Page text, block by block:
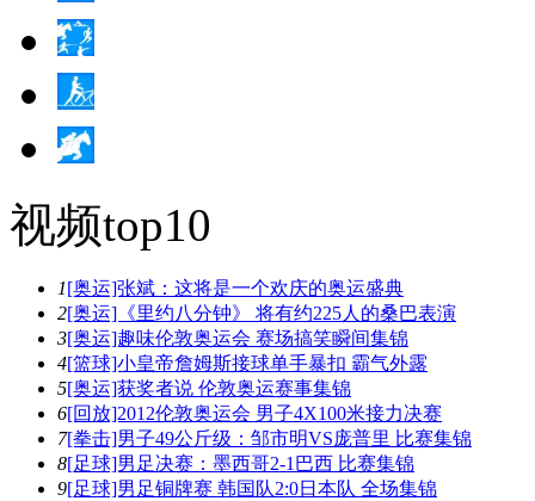
视频top10
1[奥运]张斌：这将是一个欢庆的奥运盛典
2[奥运]《里约八分钟》 将有约225人的桑巴表演
3[奥运]趣味伦敦奥运会 赛场搞笑瞬间集锦
4[篮球]小皇帝詹姆斯接球单手暴扣 霸气外露
5[奥运]获奖者说 伦敦奥运赛事集锦
6[回放]2012伦敦奥运会 男子4X100米接力决赛
7[拳击]男子49公斤级：邹市明VS庞普里 比赛集锦
8[足球]男足决赛：墨西哥2-1巴西 比赛集锦
9[足球]男足铜牌赛 韩国队2:0日本队 全场集锦